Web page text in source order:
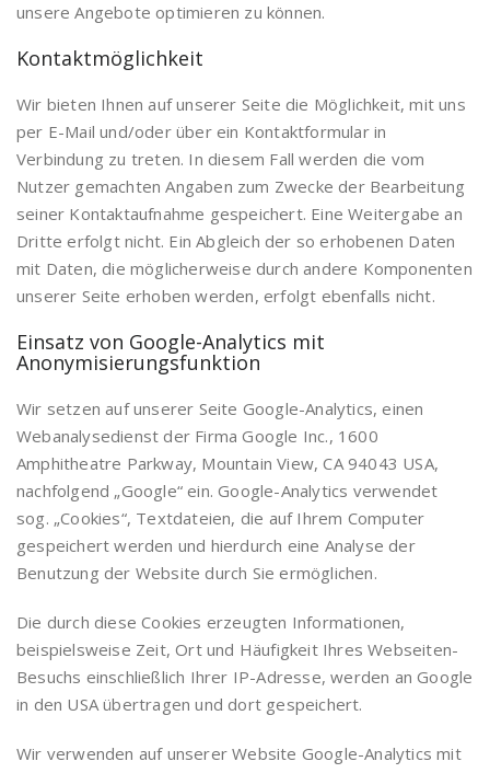
unsere Angebote optimieren zu können.
Kontaktmöglichkeit
Wir bieten Ihnen auf unserer Seite die Möglichkeit, mit uns
per E-Mail und/oder über ein Kontaktformular in
Verbindung zu treten. In diesem Fall werden die vom
Nutzer gemachten Angaben zum Zwecke der Bearbeitung
seiner Kontaktaufnahme gespeichert. Eine Weitergabe an
Dritte erfolgt nicht. Ein Abgleich der so erhobenen Daten
mit Daten, die möglicherweise durch andere Komponenten
unserer Seite erhoben werden, erfolgt ebenfalls nicht.
Einsatz von Google-Analytics mit
Anonymisierungsfunktion
Wir setzen auf unserer Seite Google-Analytics, einen
Webanalysedienst der Firma Google Inc., 1600
Amphitheatre Parkway, Mountain View, CA 94043 USA,
nachfolgend „Google“ ein. Google-Analytics verwendet
sog. „Cookies“, Textdateien, die auf Ihrem Computer
gespeichert werden und hierdurch eine Analyse der
Benutzung der Website durch Sie ermöglichen.
Die durch diese Cookies erzeugten Informationen,
beispielsweise Zeit, Ort und Häufigkeit Ihres Webseiten-
Besuchs einschließlich Ihrer IP-Adresse, werden an Google
in den USA übertragen und dort gespeichert.
Wir verwenden auf unserer Website Google-Analytics mit